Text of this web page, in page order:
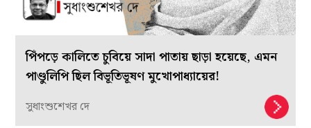
পিঁপড়ে কালিতে চুবিয়ে সাদা পাতায় ছাড়া হয়েছে, এমন
পাণ্ডুলিপি ছিল বিভূতিভূষণ মুখোপাধ্যায়ের!
সুধাংশুশেখর দে